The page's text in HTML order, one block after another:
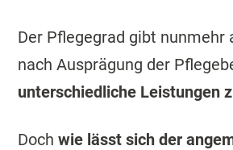
Der Pflegegrad gibt nunmehr
nach Ausprägung der
unterschiedliche Leistungen
Doch wie lässt sich der